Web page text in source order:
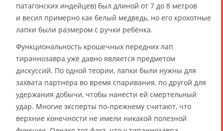
патагонских индейцев) был длиной от 7 до 8 метров
и весил примерно как белый медведь, но его крохотные
лапки были размером с ручки ребёнка.
Функциональность крошечных передних лап
тираннозавра уже давно является предметом
дискуссий. По одной теории, лапки были нужны для
захвата партнёра во время спаривания, по другой для
удержания добычи, чтобы нанести ей смертельный
удар. Многие эксперты по-прежнему считают, что
верхние конечности не имели никакой полезной